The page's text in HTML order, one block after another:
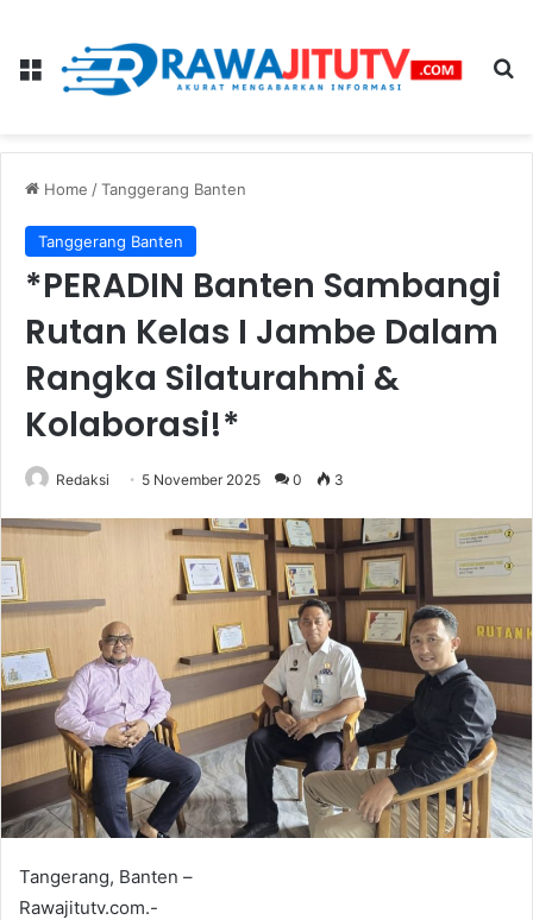
Menu
Home /Tanggerang Banten
Tanggerang Banten
*PERADIN Banten Sambangi
Rutan Kelas I Jambe Dalam
Rangka Silaturahmi &
Kolaborasi!*
Redaksi 5 November 2025 0 3
Tangerang, Banten –
Rawajitutv.com.-